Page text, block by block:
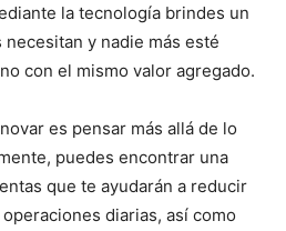
la tecnología brindes un
y nadie más esté
con el mismo valor agregado.
es pensar más allá de lo
puedes encontrar una
que te ayudarán a reducir
diarias, así como